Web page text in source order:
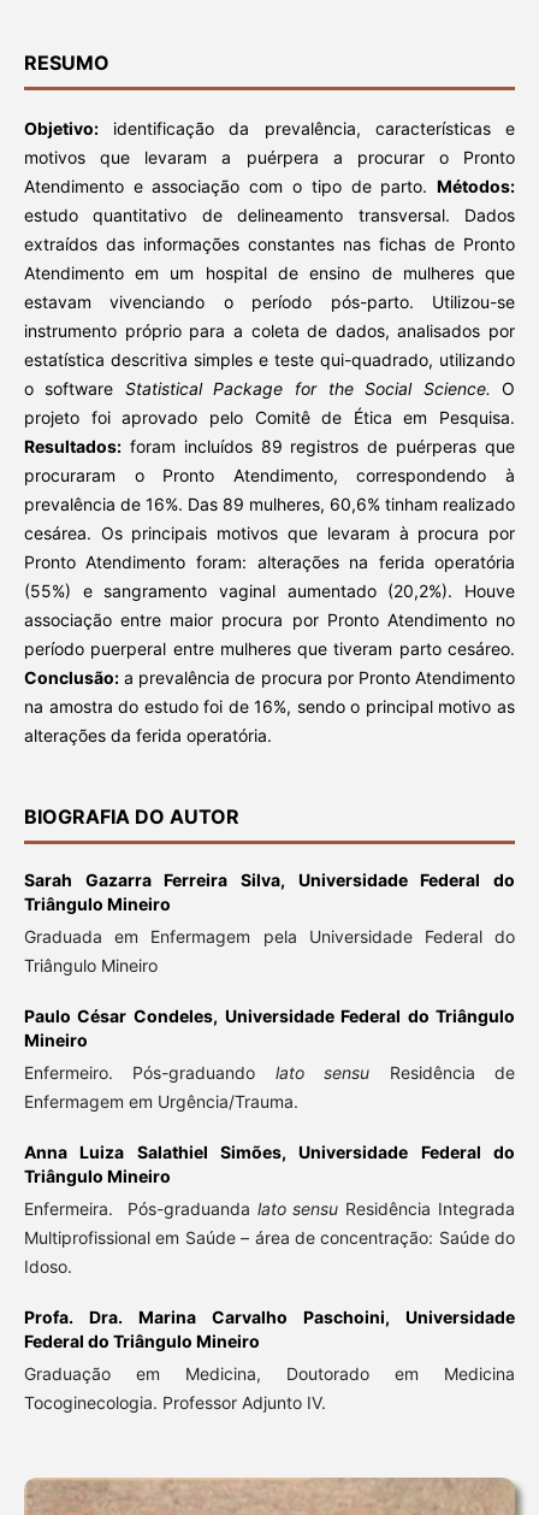
RESUMO
Objetivo:identificação da prevalência, características e
motivos que levaram a puérpera a procurar o Pronto
Atendimento e associação com o tipo de parto.Métodos:
estudo quantitativo de delineamento transversal. Dados
extraídos das informações constantes nas fichas de Pronto
Atendimento em um hospital de ensino de mulheres que
estavam vivenciando o período pós-parto. Utilizou-se
instrumento próprio para a coleta de dados, analisados por
estatística descritiva simples e teste qui-quadrado, utilizando
o software Statistical Package for the Social Science.O
projeto foi aprovado pelo Comitê de Ética em Pesquisa.
Resultados:foram incluídos 89 registros de puérperas que
procuraram o Pronto Atendimento, correspondendo à
prevalência de 16%. Das 89 mulheres, 60,6% tinham realizado
cesárea. Os principais motivos que levaram à procura por
Pronto Atendimento foram: alterações na ferida operatória
(55%) e sangramento vaginal aumentado (20,2%). Houve
associação entre maior procura por Pronto Atendimento no
período puerperal entre mulheres que tiveram parto cesáreo.
Conclusão:a prevalência de procura por Pronto Atendimento
na amostra do estudo foi de 16%, sendo o principal motivo as
alterações da ferida operatória.
BIOGRAFIA DO AUTOR
Sarah Gazarra Ferreira Silva, Universidade Federal do
Triângulo Mineiro
Graduada em Enfermagem pela Universidade Federal do
Triângulo Mineiro
Paulo César Condeles, Universidade Federal do Triângulo
Mineiro
Enfermeiro. Pós-graduando lato sensu Residência de
Enfermagem em Urgência/Trauma.
Anna Luiza Salathiel Simões,Universidade Federal do
Triângulo Mineiro
Enfermeira. Pós-graduanda lato sensu Residência Integrada
Multiprofissional em Saúde – área de concentração: Saúde do
Idoso.
Profa. Dra. Marina Carvalho Paschoini,Universidade
Federal do Triângulo Mineiro
Graduação em Medicina, Doutorado em Medicina
Tocoginecologia. Professor Adjunto IV.